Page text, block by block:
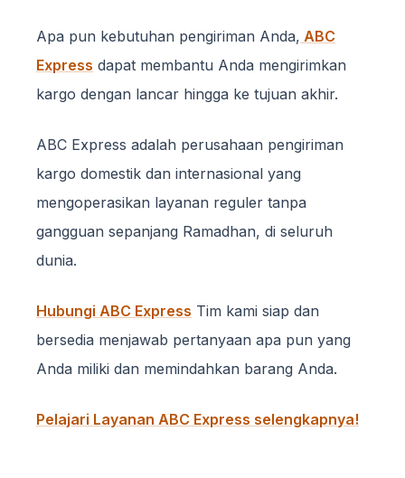
Apa pun kebutuhan pengiriman Anda, ABC
Express dapat membantu Anda mengirimkan
kargo dengan lancar hingga ke tujuan akhir.
ABC Express adalah perusahaan pengiriman
kargo domestik dan internasional yang
mengoperasikan layanan reguler tanpa
gangguan sepanjang Ramadhan, di seluruh
dunia.
Hubungi ABC Express Tim kami siap dan
bersedia menjawab pertanyaan apa pun yang
Anda miliki dan memindahkan barang Anda.
Pelajari Layanan ABC Express selengkapnya!